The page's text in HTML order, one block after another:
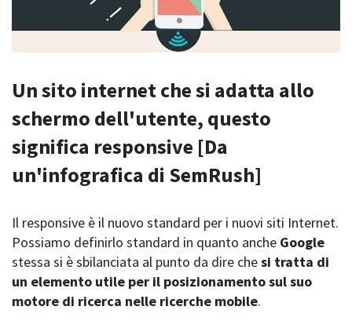
Un sito internet che si adatta allo
schermo dell'utente, questo
significa responsive [Da
un'infografica di SemRush]
Il responsive è il nuovo standard per i nuovi siti Internet.
Possiamo definirlo standard in quanto anche Google
stessa si è sbilanciata al punto da dire chesi tratta di
un elemento utile per il posizionamento sul suo
motore di ricerca nelle ricerche mobile.